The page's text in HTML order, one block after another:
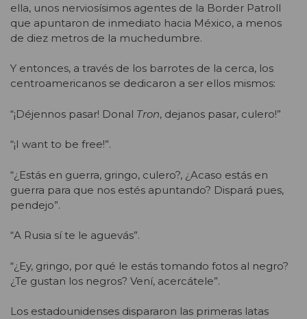
ella, unos nerviosísimos agentes de la Border Patroll
que apuntaron de inmediato hacia México, a menos
de diez metros de la muchedumbre.
Y entonces, a través de los barrotes de la cerca, los
centroamericanos se dedicaron a ser ellos mismos:
“¡Déjennos pasar! Donal Tron, dejanos pasar, culero!”
“¡I want to be free!”.
“¿Estás en guerra, gringo, culero?, ¿Acaso estás en
guerra para que nos estés apuntando? Dispará pues,
pendejo”.
“A Rusia sí te le aguevás”.
“¿Ey, gringo, por qué le estás tomando fotos al negro?
¿Te gustan los negros? Vení, acercátele”.
Los estadounidenses dispararon las primeras latas